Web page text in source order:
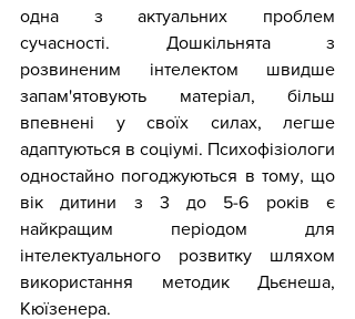
одна з актуальних проблем
сучасності. Дошкільнята з
розвиненим інтелектом швидше
запам'ятовують матеріал, більш
впевнені у своїх силах, легше
адаптуються в соціумі. Психофізіологи
одностайно погоджуються в тому, що
вік дитини з 3 до 5-6 років є
найкращим періодом для
інтелектуального розвитку шляхом
використання методик Дьєнеша,
Кюїзенера.